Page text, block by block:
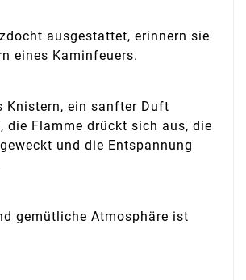
ausgestattet, erinnern sie
eines Kaminfeuers.
Knistern, ein sanfter Duft
die Flamme drückt sich aus, die
und die Entspannung
gemütliche Atmosphäre ist